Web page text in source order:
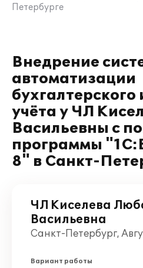
Петербурге
Внедрение
автоматизации
бухгалтерского
учёта у ЧЛ
Васильевны с
программы
8" в Санкт-
ЧЛ Киселева
Васильевна
Санкт-Петербург,
Вариант работы